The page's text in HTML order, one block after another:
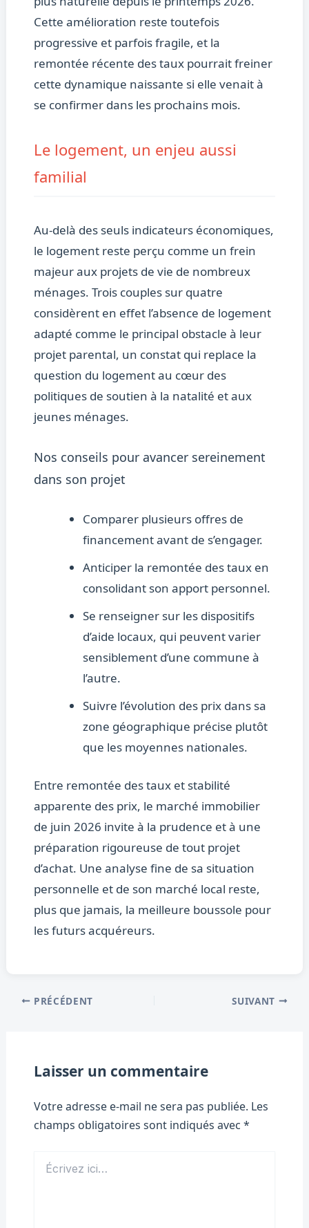
Cette amélioration reste toutefois
progressive et parfois fragile, et la
remontée récente des taux pourrait freiner
cette dynamique naissante si elle venait à
se confirmer dans les prochains mois.
Le logement, un enjeu aussi
familial
Au-delà des seuls indicateurs économiques,
le logement reste perçu comme un frein
majeur aux projets de vie de nombreux
ménages. Trois couples sur quatre
considèrent en effet l’absence de logement
adapté comme le principal obstacle à leur
projet parental, un constat qui replace la
question du logement au cœur des
politiques de soutien à la natalité et aux
jeunes ménages.
Nos conseils pour avancer sereinement
dans son projet
Comparer plusieurs offres de
financement avant de s’engager.
Anticiper la remontée des taux en
consolidant son apport personnel.
Se renseigner sur les dispositifs
d’aide locaux, qui peuvent varier
sensiblement d’une commune à
l’autre.
Suivre l’évolution des prix dans sa
zone géographique précise plutôt
que les moyennes nationales.
Entre remontée des taux et stabilité
apparente des prix, le marché immobilier
de juin 2026 invite à la prudence et à une
préparation rigoureuse de tout projet
d’achat. Une analyse fine de sa situation
personnelle et de son marché local reste,
plus que jamais, la meilleure boussole pour
les futurs acquéreurs.
PRÉCÉDENT SUIVANT
Laisser un commentaire
Votre adresse e-mail ne sera pas publiée. Les
champs obligatoires sont indiqués avec *
ici…